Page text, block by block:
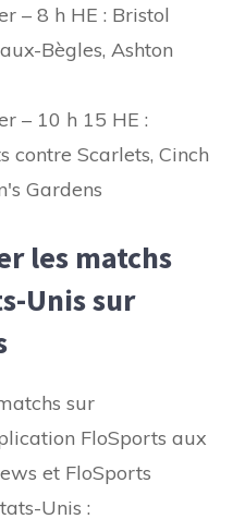
– 8 h HE : Bristol
Bègles, Ashton
– 10 h 15 HE :
contre Scarlets, Cinch
Gardens
les matchs
Unis sur
sur
FloSports aux
et FloSports
Unis :